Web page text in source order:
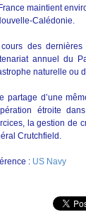
maintient
Calédonie.
des
annuel du
naturelle ou
partage d’une
étroite
la gestion de
Crutchfield.
: US Navy